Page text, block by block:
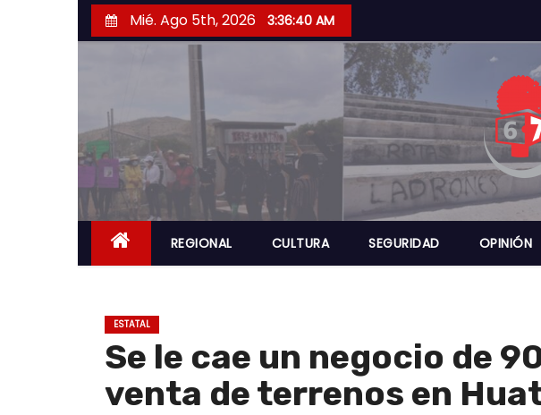
a
r
a
l
n
Mié. Ago 5th, 2026 3:36:41 AM
REGIONAL CULTURA SEGURIDAD OPINIÓN
ESTATAL
Se le cae un negocio de
venta de terrenos en